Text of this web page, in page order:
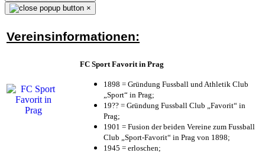
×
Vereinsinformationen:
FC Sport Favorit in Prag
1898 = Gründung Fussball und Athletik Club
„Sport“ in Prag;
19?? = Gründung Fussball Club „Favorit“ in
Prag;
1901 = Fusion der beiden Vereine zum Fussball
Club „Sport-Favorit“ in Prag von 1898;
1945 = erloschen;